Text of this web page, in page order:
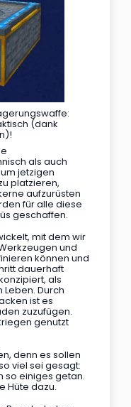
(dank
als auch
jetzigen
platzieren,
aufzurüsten
für alle diese
geschaffen.
mit dem wir
und
können und
dauerhaft
als
Durch
ist es
zuzufügen.
genutzt
denn es sollen
viel sei gesagt:
so einiges getan.
Hüte dazu.